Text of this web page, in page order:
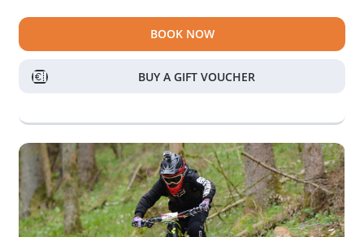
BOOK NOW
BUY A GIFT VOUCHER